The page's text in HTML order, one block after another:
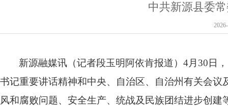
中共新源县委
新源融媒讯（记者段玉明阿依肯报道）4月30日
书记重要讲话精神和中央、自治区、自治州有关会
风和腐败问题、安全生产、统战及民族团结进步创